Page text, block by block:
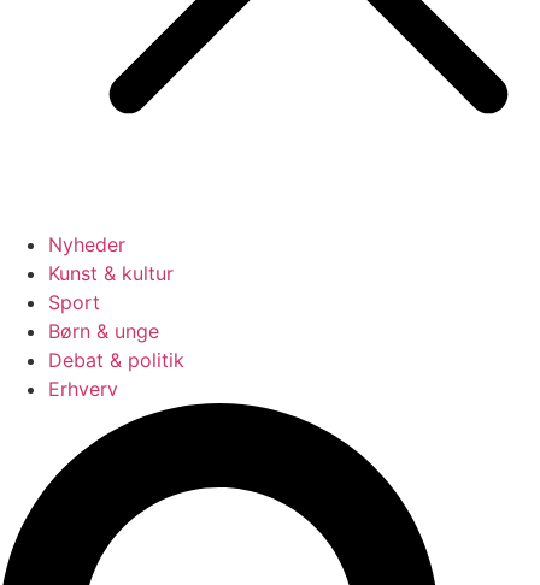
Nyheder
Kunst & kultur
Sport
Børn & unge
Debat & politik
Erhverv